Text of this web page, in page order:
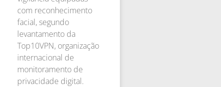
com reconhecimento
facial, segundo
levantamento da
Top10VPN, organização
internacional de
monitoramento de
privacidade digital.